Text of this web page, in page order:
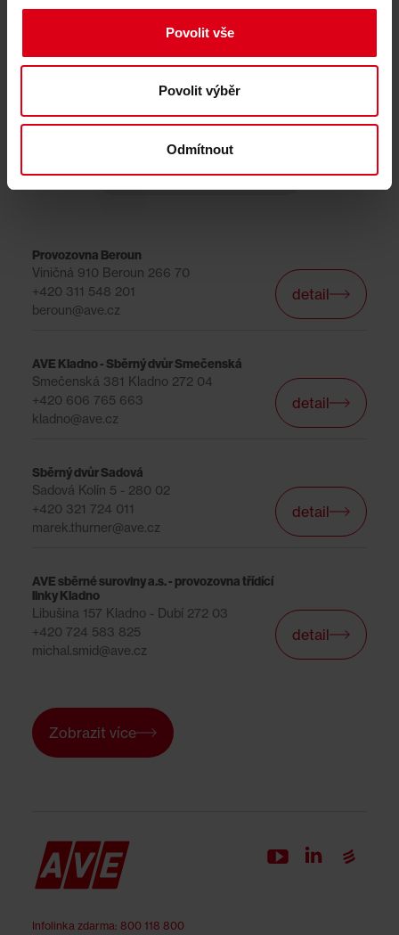
Povolit vše
Povolit výběr
Odmítnout
Vyhledejte sběrný dvůr/ provozovnu
Středočeský kraj
Provozovna Beroun
Viničná 910 Beroun 266 70
+420 311 548 201
beroun@ave.cz
detail
AVE Kladno - Sběrný dvůr Smečenská
Smečenská 381 Kladno 272 04
+420 606 765 663
kladno@ave.cz
detail
Sběrný dvůr Sadová
Sadová Kolín 5 - 280 02
+420 321 724 011
marek.thurner@ave.cz
detail
AVE sběrné suroviny a.s. - provozovna třídící
linky Kladno
Libušina 157 Kladno - Dubí 272 03
+420 724 583 825
michal.smid@ave.cz
detail
Zobrazit více
Infolinka zdarma: 800 118 800